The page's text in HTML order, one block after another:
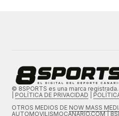
© 8SPORTS es una marca registrada.
POLÍTICA DE PRIVACIDAD
OTROS MEDIOS DE NOW MASS
AUTOMOVILISMOCANARIO.COM |